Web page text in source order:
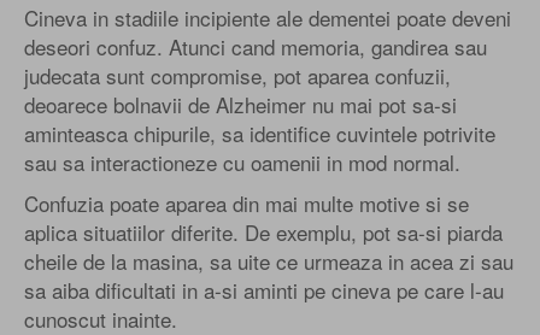
Cineva in stadiile incipiente ale dementei poate deveni
deseori confuz. Atunci cand memoria, gandirea sau
judecata sunt compromise, pot aparea confuzii,
deoarece bolnavii de Alzheimer nu mai pot sa-si
aminteasca chipurile, sa identifice cuvintele potrivite
sau sa interactioneze cu oamenii in mod normal.
Confuzia poate aparea din mai multe motive si se
aplica situatiilor diferite. De exemplu, pot sa-si piarda
cheile de la masina, sa uite ce urmeaza in acea zi sau
sa aiba dificultati in a-si aminti pe cineva pe care l-au
cunoscut inainte.